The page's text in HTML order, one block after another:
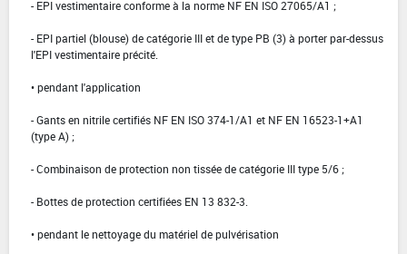
- EPI vestimentaire conforme à la norme NF EN ISO 27065/A1 ;
- EPI partiel (blouse) de catégorie III et de type PB (3) à porter par-dessus
l'EPI vestimentaire précité.
• pendant l'application
- Gants en nitrile certifiés NF EN ISO 374-1/A1 et NF EN 16523-1+A1
(type A) ;
- Combinaison de protection non tissée de catégorie III type 5/6 ;
- Bottes de protection certifiées EN 13 832-3.
• pendant le nettoyage du matériel de pulvérisation